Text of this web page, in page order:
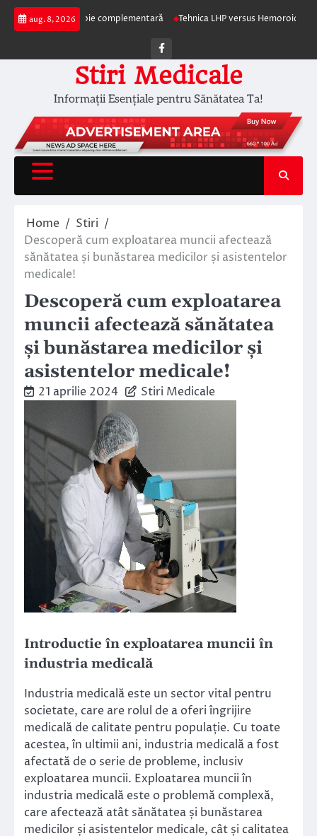
Skip
aug. 8, 2026
ca terapie complementară Tehnica LHP versus Hemoroidectomia
Facebook
Stiri Medicale
Informații Esențiale pentru Sănătatea Ta!
Home
Stiri
Descoperă cum exploatarea muncii afectează
sănătatea și bunăstarea medicilor și asistentelor
medicale!
Descoperă cum exploatarea
muncii afectează sănătatea
și bunăstarea medicilor și
asistentelor medicale!
21 aprilie 2024 Stiri Medicale
Introductie în exploatarea muncii în
industria medicală
Industria medicală este un sector vital pentru
societate, care are rolul de a oferi îngrijire
medicală de calitate pentru populație. Cu toate
acestea, în ultimii ani, industria medicală a fost
afectată de o serie de probleme, inclusiv
exploatarea muncii. Exploatarea muncii în
industria medicală este o problemă complexă,
care afectează atât sănătatea și bunăstarea
medicilor și asistentelor medicale, cât și calitatea